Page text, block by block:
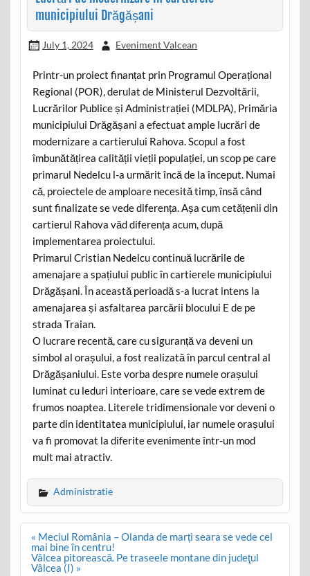
municipiului Drăgășani
July 1, 2024 Eveniment Valcean
Printr-un proiect finanțat prin Programul Operațional
Regional (POR), derulat de Ministerul Dezvoltării,
Lucrărilor Publice și Administrației (MDLPA), Primăria
municipiului Drăgășani a efectuat ample lucrări de
modernizare a cartierului Rahova. Scopul a fost
îmbunătățirea calității vieții populației, un scop pe care
primarul Nedelcu l-a urmărit încă de la început. Numai
că, proiectele de amploare necesită timp, însă când
sunt finalizate se vede diferența. Așa cum cetățenii din
cartierul Rahova văd diferența acum, după
implementarea proiectului.
Primarul Cristian Nedelcu continuă lucrările de
amenajare a spațiului public în cartierele municipiului
Drăgășani. În această perioadă s-a lucrat intens la
amenajarea și asfaltarea parcării blocului E de pe
strada Traian.
O lucrare recentă, care cu siguranță va deveni un
simbol al orașului, a fost realizată în parcul central al
Drăgășaniului. Este vorba despre numele orașului
luminat cu leduri interioare, care se vede extrem de
frumos noaptea. Literele tridimensionale vor deveni o
parte din identitatea municipiului, iar numele orașului
va fi promovat la diferite evenimente într-un mod
mult mai atractiv.
Administratie
Post
navigation
« Meciul România – Olanda de marți seara se vede cel
mai bine în centru!
Vâlcea pitorească. Pe traseele montane din judeţul
Vâlcea (I) »